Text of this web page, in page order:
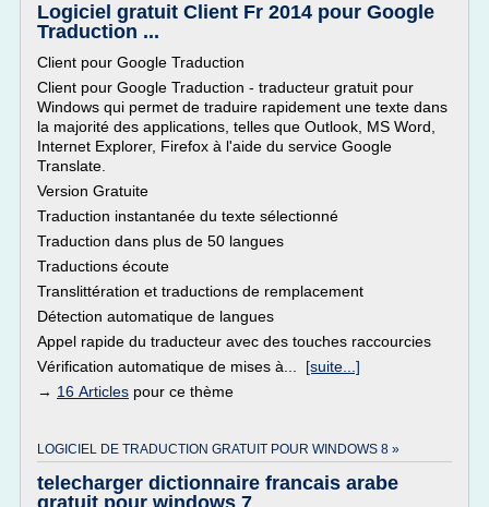
Logiciel gratuit Client Fr 2014 pour Google
Traduction ...
Client pour Google Traduction
Client pour Google Traduction - traducteur gratuit pour
Windows qui permet de traduire rapidement une texte dans
la majorité des applications, telles que Outlook, MS Word,
Internet Explorer, Firefox à l'aide du service Google
Translate.
Version Gratuite
Traduction instantanée du texte sélectionné
Traduction dans plus de 50 langues
Traductions écoute
Translittération et traductions de remplacement
Détection automatique de langues
Appel rapide du traducteur avec des touches raccourcies
Vérification automatique de mises à... [suite...]
→ 16 Articles pour ce thème
LOGICIEL DE TRADUCTION GRATUIT POUR WINDOWS 8 »
telecharger dictionnaire francais arabe
gratuit pour windows 7